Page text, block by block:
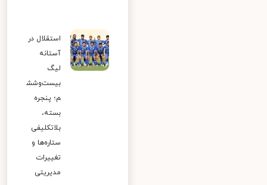
استقلال در
آستانه
لیگ
بیست‌وشش
م؛ پنجره
بسته،
بلاتکلیفی
ستاره‌ها و
تغییرات
مدیریتی